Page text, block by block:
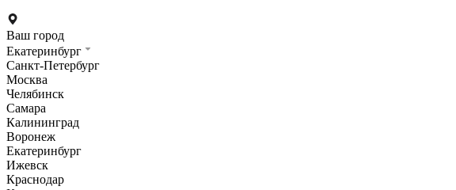
Ваш город
Екатеринбург
Санкт-Петербург
Москва
Челябинск
Самара
Калининград
Воронеж
Екатеринбург
Ижевск
Краснодар